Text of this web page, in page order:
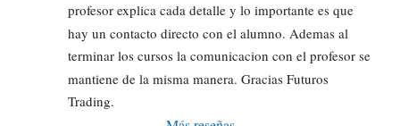
profesor explica cada detalle y lo importante es que
hay un contacto directo con el alumno. Ademas al
terminar los cursos la comunicacion con el profesor se
mantiene de la misma manera. Gracias Futuros
Trading.